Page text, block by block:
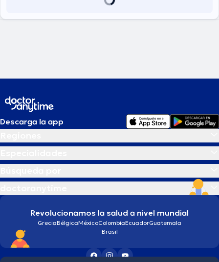
Descarga la app
Revolucionamos la salud a nivel mundial
GreciaBélgicaMéxicoColombiaEcuadorGuatemala
Brasil